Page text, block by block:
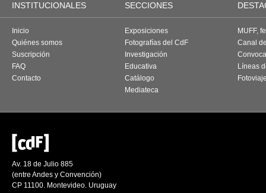
INSTITUCIONALES SECCIONES
Inicio
Quiénes somos
Suscripción
FAQ
Contacto
Exposiciones
Fotografías del CdF
Investigación
Educativa
Catálogo
Mediateca
MUFF,
Canal
Líneas
Av. 18 de Julio 885
(entre Andes y Convención)
CP 11100. Montevideo. Uruguay